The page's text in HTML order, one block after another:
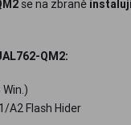
se na zbraně
QM2:
A2 Flash Hider